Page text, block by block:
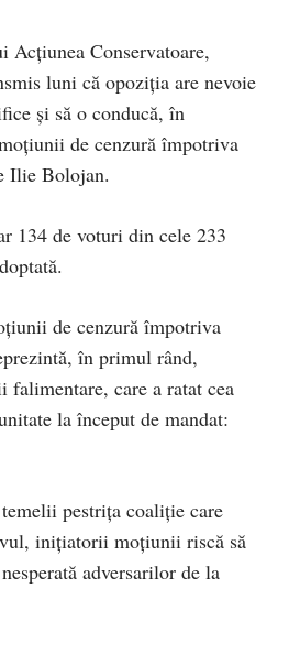
Acțiunea Conservatoare,
luni că opoziția are nevoie
și să o conducă, în
de cenzură împotriva
Ilie Bolojan.
134 de voturi din cele 233
de cenzură împotriva
în primul rând,
falimentare, care a ratat cea
la început de mandat:
pestrița coaliție care
inițiatorii moțiunii riscă să
adversarilor de la